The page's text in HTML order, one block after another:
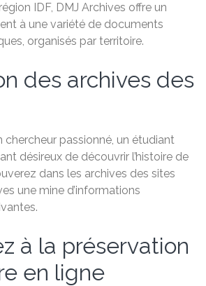
IDF, DMJ Archives offre un
à une variété de documents
organisés par territoire.
des archives des
chercheur passionné, un étudiant
désireux de découvrir l’histoire de
dans les archives des sites
une mine d’informations
à la préservation
en ligne